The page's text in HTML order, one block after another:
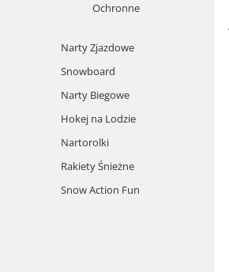
Ochronne
Narty Zjazdowe
Snowboard
Narty Biegowe
Hokej na Lodzie
Nartorolki
Rakiety Śnieżne
Snow Action Fun